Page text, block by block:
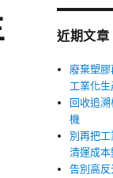
近期文章
廢棄塑
工業化
回收追
機
別再把
清運成本
告別高